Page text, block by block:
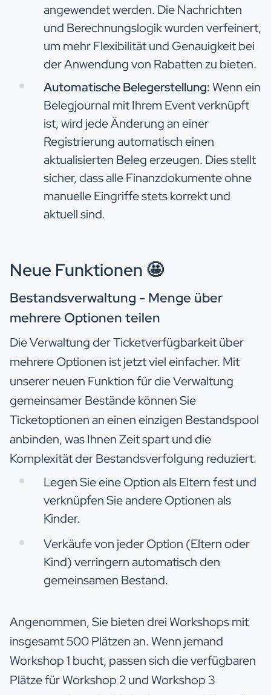
angewendet werden. Die Nachrichten
und Berechnungslogik wurden verfeinert,
um mehr Flexibilität und Genauigkeit bei
der Anwendung von Rabatten zu bieten.
Automatische Belegerstellung:Wenn ein
Belegjournal mit Ihrem Event verknüpft
ist, wird jede Änderung an einer
Registrierung automatisch einen
aktualisierten Beleg erzeugen. Dies stellt
sicher, dass alle Finanzdokumente ohne
manuelle Eingriffe stets korrekt und
aktuell sind.
Neue Funktionen 🤩
Bestandsverwaltung - Menge über
mehrere Optionen teilen
Die Verwaltung der Ticketverfügbarkeit über
mehrere Optionen ist jetzt viel einfacher. Mit
unserer neuen Funktion für die Verwaltung
gemeinsamer Bestände können Sie
Ticketoptionen an einen einzigen Bestandspool
anbinden, was Ihnen Zeit spart und die
Komplexität der Bestandsverfolgung reduziert.
Legen Sie eine Option als Eltern fest und
verknüpfen Sie andere Optionen als
Kinder.
Verkäufe von jeder Option (Eltern oder
Kind) verringern automatisch den
gemeinsamen Bestand.
Angenommen, Sie bieten drei Workshops mit
insgesamt 500 Plätzen an. Wenn jemand
Workshop 1 bucht, passen sich die verfügbaren
Plätze für Workshop 2 und Workshop 3